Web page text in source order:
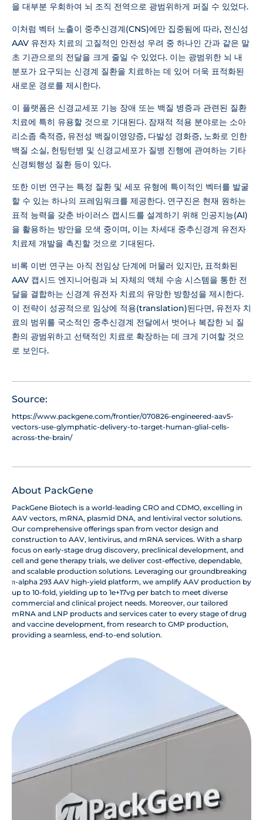
을 대부분 우회하여 뇌 조직 전역으로 광범위하게 퍼질 수 있었다.
이처럼 벡터 노출이 중추신경계(CNS)에만 집중됨에 따라, 전신성
AAV 유전자 치료의 고질적인 안전성 우려 중 하나인 간과 같은 말
초 기관으로의 전달을 크게 줄일 수 있었다. 이는 광범위한 뇌 내
분포가 요구되는 신경계 질환을 치료하는 데 있어 더욱 표적화된
새로운 경로를 제시한다.
이 플랫폼은 신경교세포 기능 장애 또는 백질 병증과 관련된 질환
치료에 특히 유용할 것으로 기대된다. 잠재적 적용 분야로는 소아
리소좀 축적증, 유전성 백질이영양증, 다발성 경화증, 노화로 인한
백질 소실, 헌팅턴병 및 신경교세포가 질병 진행에 관여하는 기타
신경퇴행성 질환 등이 있다.
또한 이번 연구는 특정 질환 및 세포 유형에 특이적인 벡터를 발굴
할 수 있는 하나의 프레임워크를 제공한다. 연구진은 현재 원하는
표적 능력을 갖춘 바이러스 캡시드를 설계하기 위해 인공지능(AI)
을 활용하는 방안을 모색 중이며, 이는 차세대 중추신경계 유전자
치료제 개발을 촉진할 것으로 기대된다.
비록 이번 연구는 아직 전임상 단계에 머물러 있지만, 표적화된
AAV 캡시드 엔지니어링과 뇌 자체의 액체 수송 시스템을 통한 전
달을 결합하는 신경계 유전자 치료의 유망한 방향성을 제시한다.
이 전략이 성공적으로 임상에 적용(translation)된다면, 유전자 치
료의 범위를 국소적인 중추신경계 전달에서 벗어나 복잡한 뇌 질
환의 광범위하고 선택적인 치료로 확장하는 데 크게 기여할 것으
로 보인다.
Source:
https://www.packgene.com/frontier/070826-engineered-aav5-
vectors-use-glymphatic-delivery-to-target-human-glial-cells-
across-the-brain/
About PackGene
PackGene Biotech is a world-leading CRO and CDMO, excelling in
AAV vectors, mRNA, plasmid DNA, and lentiviral vector solutions.
Our comprehensive offerings span from vector design and
construction to AAV, lentivirus, and mRNA services. With a sharp
focus on early-stage drug discovery, preclinical development, and
cell and gene therapy trials, we deliver cost-effective, dependable,
and scalable production solutions. Leveraging our groundbreaking
π-alpha 293 AAV high-yield platform, we amplify AAV production by
up to 10-fold, yielding up to 1e+17vg per batch to meet diverse
commercial and clinical project needs. Moreover, our tailored
mRNA and LNP products and services cater to every stage of drug
and vaccine development, from research to GMP production,
providing a seamless, end-to-end solution.